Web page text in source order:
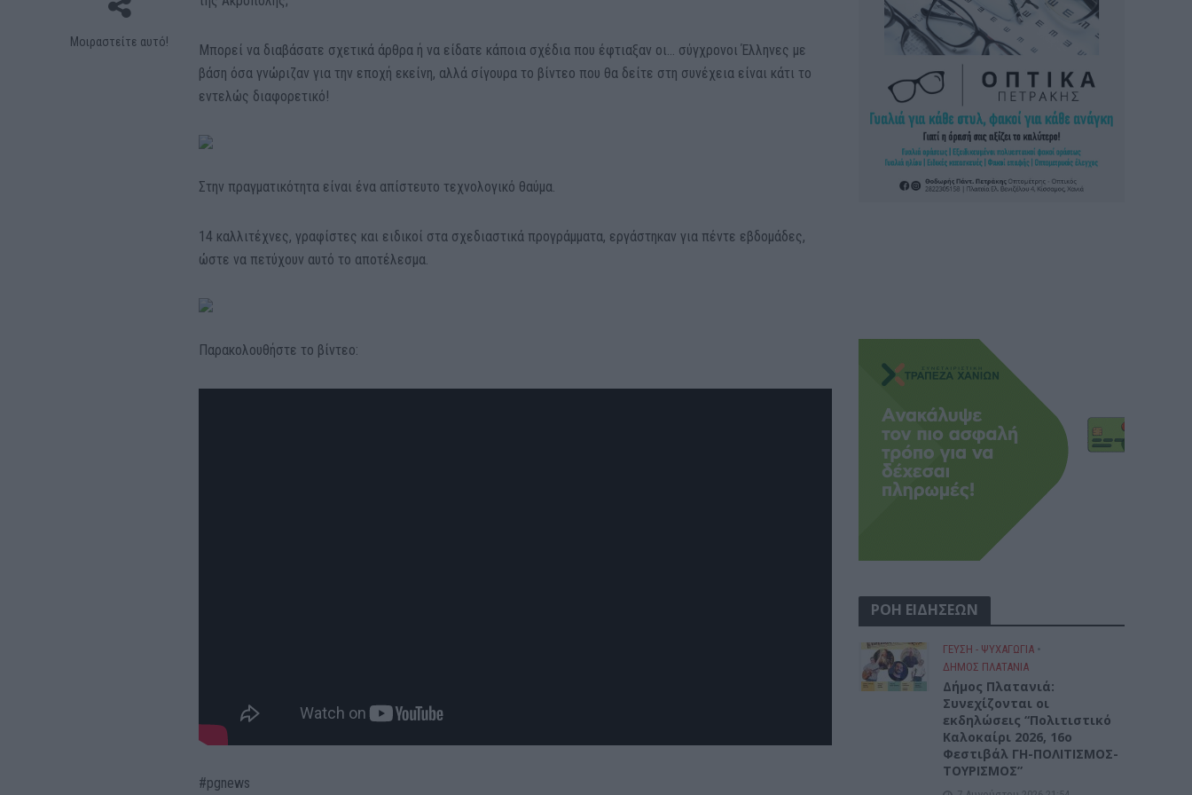
Μοιραστείτε αυτό!
Μπορεί να διαβάσατε σχετικά άρθρα ή να είδατε κάποια σχέδια που έφτιαξαν οι… σύγχρονοι Έλληνες με
βάση όσα γνώριζαν για την εποχή εκείνη, αλλά σίγουρα το βίντεο που θα δείτε στη συνέχεια είναι κάτι το
εντελώς διαφορετικό!
Στην πραγματικότητα είναι ένα απίστευτο τεχνολογικό θαύμα.
14 καλλιτέχνες, γραφίστες και ειδικοί στα σχεδιαστικά προγράμματα, εργάστηκαν για πέντε εβδομάδες,
ώστε να πετύχουν αυτό το αποτέλεσμα.
Παρακολουθήστε το βίντεο:
#pgnews
ΡΟΗ ΕΙΔΗΣΕΩΝ
ΓΕΎΣΗ - ΨΥΧΑΓΩΓΊΑ •
ΔΉΜΟΣ ΠΛΑΤΑΝΙΆ
Δήμος Πλατανιά:
Συνεχίζονται οι
εκδηλώσεις “Πολιτιστικό
Καλοκαίρι 2026, 16ο
Φεστιβάλ ΓΗ-ΠΟΛΙΤΙΣΜΟΣ-
ΤΟΥΡΙΣΜΟΣ”